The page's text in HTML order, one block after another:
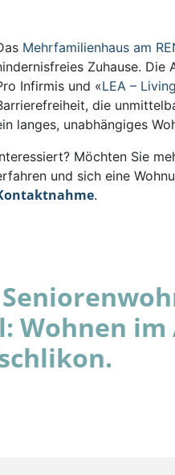
Mehrfamilienhaus am
Zuhause. Die
Infirmis und «LEA –
die
langes, unabhängiges
Möchten Sie
und sich eine
.
Wohnen